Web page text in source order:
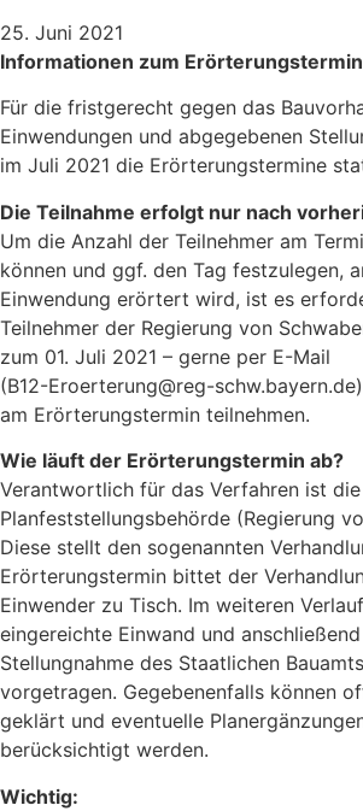
25. Juni 2021
Informationen zum
Für die fristgerecht gegen das
Einwendungen und abgegebenen
im Juli 2021 die Erörterungstermine
Die Teilnahme erfolgt nur nach
Um die Anzahl der Teilnehmer am
können und ggf. den Tag festzulegen,
Einwendung erörtert wird, ist es
Teilnehmer der Regierung von
zum 01. Juli 2021 – gerne per E-Mail
(B12-Eroerterung@reg-
am Erörterungstermin teilnehmen.
Wie läuft der Erörterungstermin ab?
Verantwortlich für das Verfahren ist die
Planfeststellungsbehörde (Regierung
Diese stellt den sogenannten
Erörterungstermin bittet der
Einwender zu Tisch. Im weiteren
eingereichte Einwand und
Stellungnahme des Staatlichen
vorgetragen. Gegebenenfalls können
geklärt und eventuelle
berücksichtigt werden.
Wichtig: